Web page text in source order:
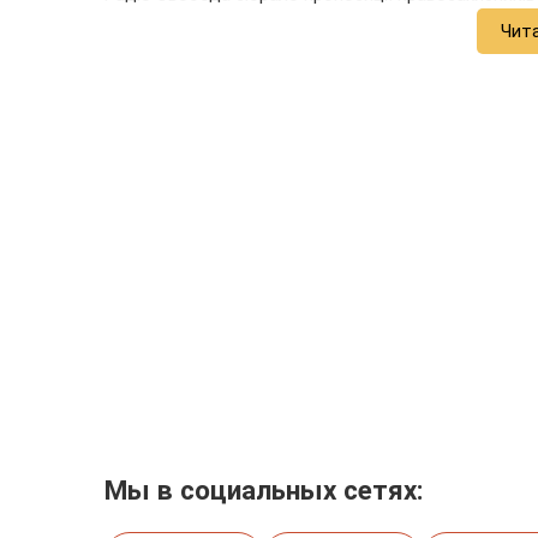
Мы в социальных сетях: